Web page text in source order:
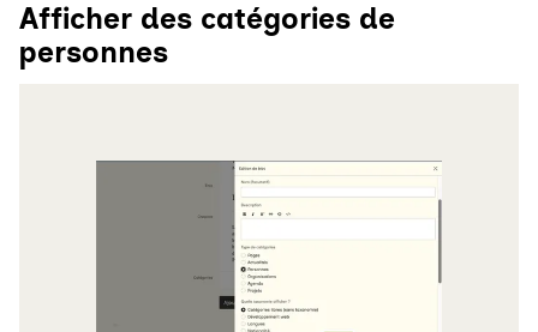
Afficher des catégories de
personnes